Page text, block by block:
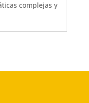
complejas y